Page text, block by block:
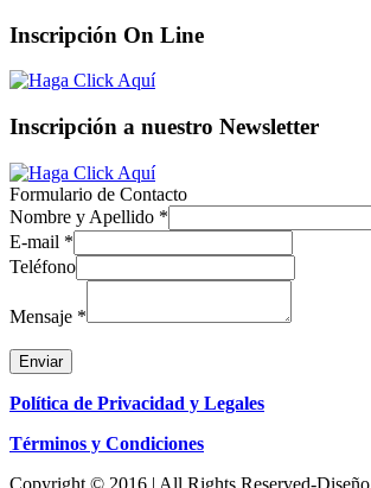
Inscripción On Line
Inscripción a nuestro Newsletter
Formulario de Contacto
Nombre y Apellido *
E-mail *
Teléfono
Mensaje *
Enviar
Política de Privacidad y Legales
Términos y Condiciones
Copyright © 2016 | All Rights Reserved-Diseño